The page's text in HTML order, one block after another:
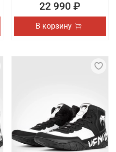
22 990 ₽
В корзину